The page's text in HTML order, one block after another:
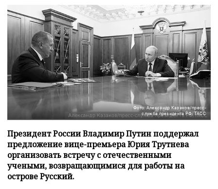
Фото: Александр Казаков/пресс-
служба президента РФ/ТАСС
Президент России Владимир Путин поддержал
предложение вице-премьера Юрия Трутнева
организовать встречу с отечественными
учеными, возвращающимися для работы на
острове Русский.